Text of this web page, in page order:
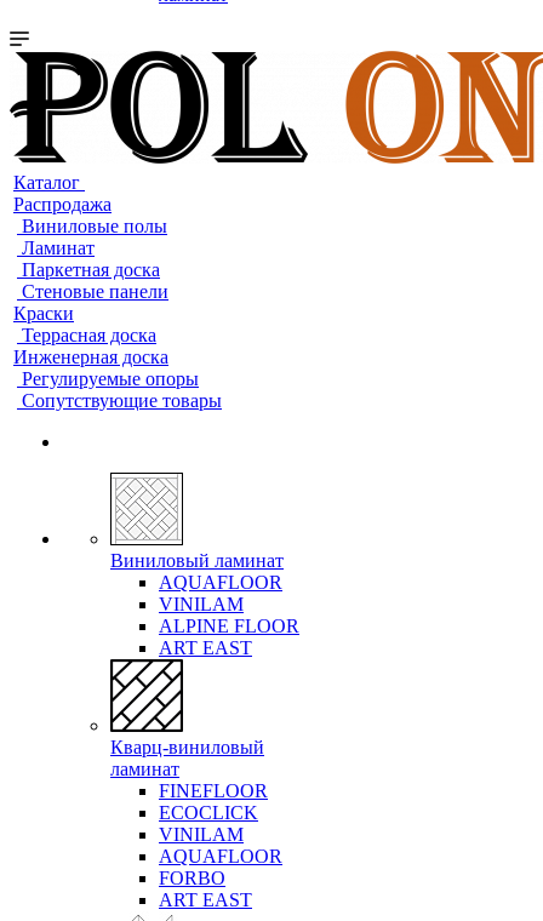
Каталог
Распродажа
Виниловые полы
Ламинат
Паркетная доска
Стеновые панели
Краски
Террасная доска
Инженерная доска
Регулируемые опоры
Сопутствующие товары
Виниловый ламинат
AQUAFLOOR
VINILAM
ALPINE FLOOR
ART EAST
Кварц-виниловый
ламинат
FINEFLOOR
ECOCLICK
VINILAM
AQUAFLOOR
FORBO
ART EAST